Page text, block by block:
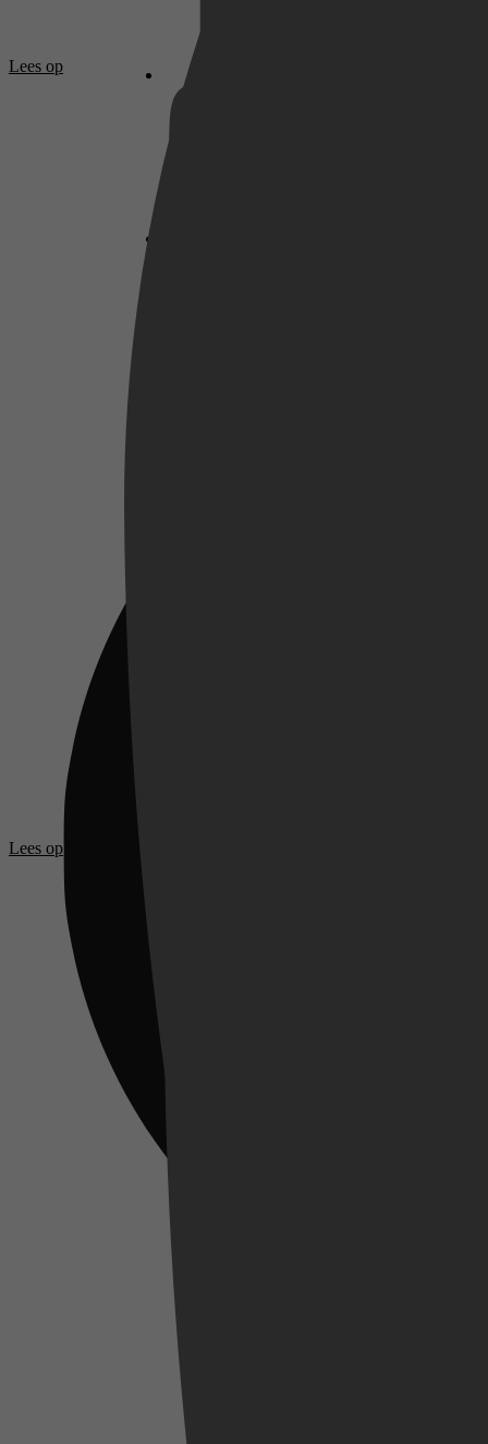
Lees op
Lees op